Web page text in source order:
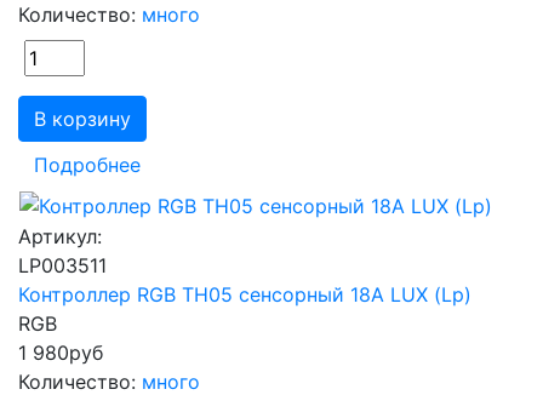
Количество: много
В корзину
Подробнее
Артикул:
LP003511
Контроллер RGB TH05 сенсорный 18А LUX (Lp)
RGB
1 980руб
Количество: много